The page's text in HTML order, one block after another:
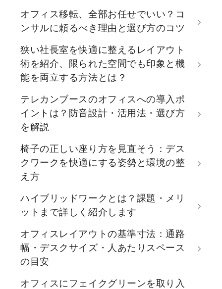
オフィス移転、全部お任せでいい？コ
ンサルに頼るべき理由と選び方のコツ
狭い社長室を快適に整えるレイアウト
術を紹介、限られた空間でも印象と機
能を両立する方法とは？
テレカンブースのオフィスへの導入ポ
イントは？防音設計・活用法・選び方
を解説
椅子の正しい座り方を見直そう：デス
クワークを快適にする姿勢と環境の整
え方
ハイブリッドワークとは？課題・メリ
ットまで詳しく紹介します
オフィスレイアウトの基準寸法：通路
幅・デスクサイズ・人あたりスペース
の目安
オフィスにフェイクグリーンを取り入